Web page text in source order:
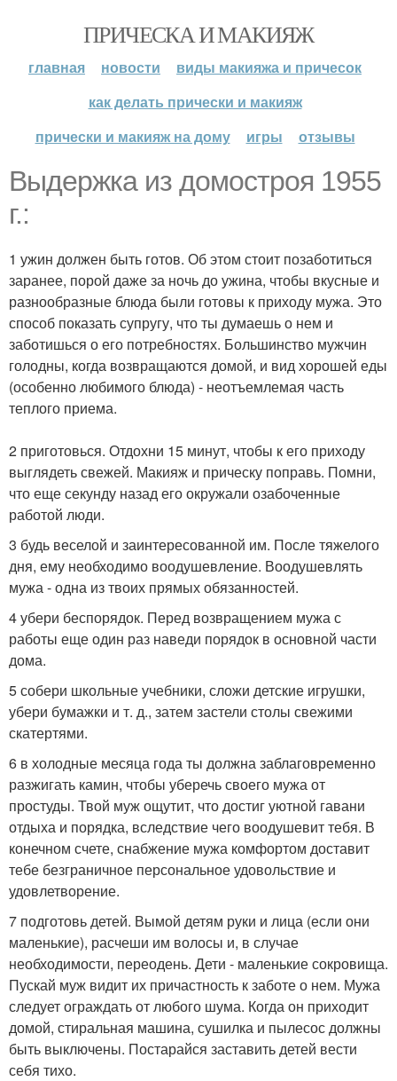
ПРИЧЕСКА И МАКИЯЖ
главная новости
виды макияжа и причесок
как делать прически и макияж
прически и макияж на дому
игры отзывы
Выдержка из домостроя 1955
г.:
1 ужин должен быть готов. Об этом стоит позаботиться
заранее, порой даже за ночь до ужина, чтобы вкусные и
разнообразные блюда были готовы к приходу мужа. Это
способ показать супругу, что ты думаешь о нем и
заботишься о его потребностях. Большинство мужчин
голодны, когда возвращаются домой, и вид хорошей еды
(особенно любимого блюда) - неотъемлемая часть
теплого приема.
2 приготовься. Отдохни 15 минут, чтобы к его приходу
выглядеть свежей. Макияж и прическу поправь. Помни,
что еще секунду назад его окружали озабоченные
работой люди.
3 будь веселой и заинтересованной им. После тяжелого
дня, ему необходимо воодушевление. Воодушевлять
мужа - одна из твоих прямых обязанностей.
4 убери беспорядок. Перед возвращением мужа с
работы еще один раз наведи порядок в основной части
дома.
5 собери школьные учебники, сложи детские игрушки,
убери бумажки и т. д., затем застели столы свежими
скатертями.
6 в холодные месяца года ты должна заблаговременно
разжигать камин, чтобы уберечь своего мужа от
простуды. Твой муж ощутит, что достиг уютной гавани
отдыха и порядка, вследствие чего воодушевит тебя. В
конечном счете, снабжение мужа комфортом доставит
тебе безграничное персональное удовольствие и
удовлетворение.
7 подготовь детей. Вымой детям руки и лица (если они
маленькие), расчеши им волосы и, в случае
необходимости, переодень. Дети - маленькие сокровища.
Пускай муж видит их причастность к заботе о нем. Мужа
следует ограждать от любого шума. Когда он приходит
домой, стиральная машина, сушилка и пылесос должны
быть выключены. Постарайся заставить детей вести
себя тихо.